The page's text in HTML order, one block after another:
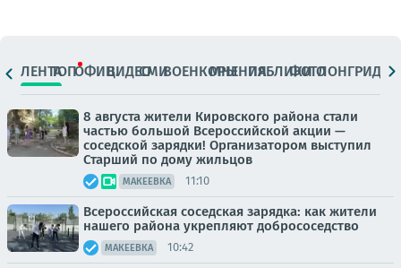
ЛЕНТАТОПОФИЦ.ВИДЕОСМИВОЕНКОРЫМНЕНИЯПАБЛИКИ
ФОТОЛОНГРИДЫ
8 августа жители Кировского района стали
частью большой Всероссийской акции —
соседской зарядки! Организатором выступил
Старший по дому жильцов
МАКЕЕВКА 11:10
Всероссийская соседская зарядка: как жители
нашего района укрепляют добрососедство
МАКЕЕВКА 10:42